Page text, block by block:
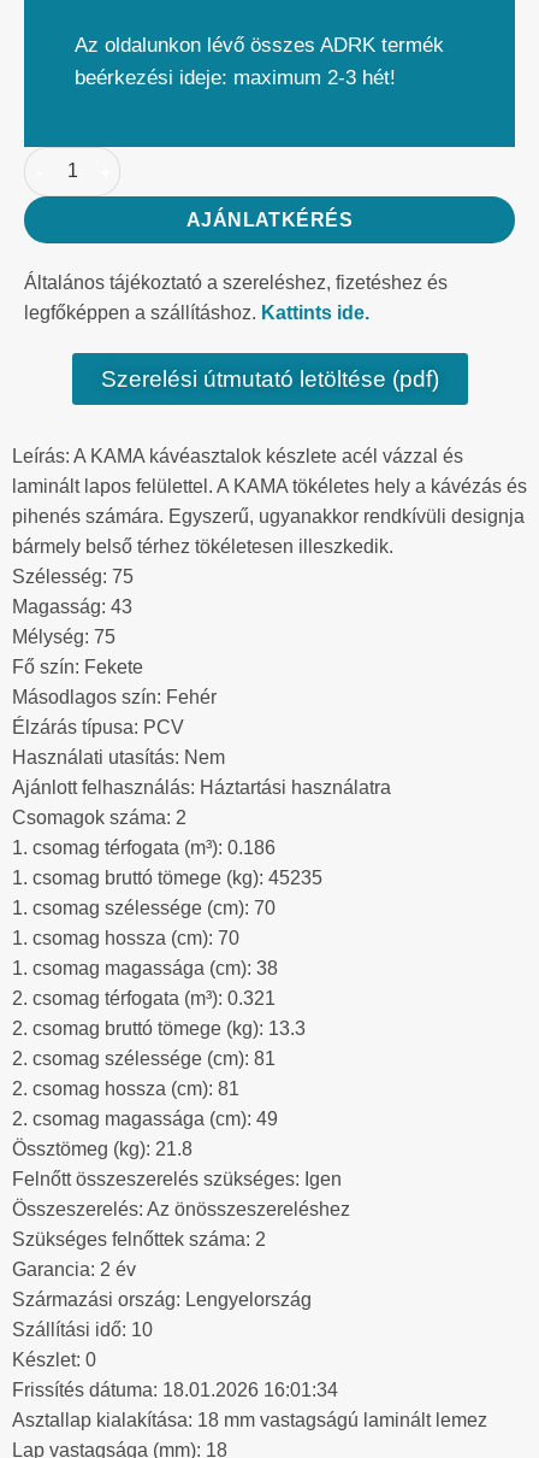
Az oldalunkon lévő összes ADRK termék
beérkezési ideje: maximum 2-3 hét!
AJÁNLATKÉRÉS
Általános tájékoztató a szereléshez, fizetéshez és
legfőképpen a szállításhoz. Kattints ide.
Szerelési útmutató letöltése (pdf)
Leírás: A KAMA kávéasztalok készlete acél vázzal és
laminált lapos felülettel. A KAMA tökéletes hely a kávézás és
pihenés számára. Egyszerű, ugyanakkor rendkívüli designja
bármely belső térhez tökéletesen illeszkedik.
Szélesség: 75
Magasság: 43
Mélység: 75
Fő szín: Fekete
Másodlagos szín: Fehér
Élzárás típusa: PCV
Használati utasítás: Nem
Ajánlott felhasználás: Háztartási használatra
Csomagok száma: 2
1. csomag térfogata (m³): 0.186
1. csomag bruttó tömege (kg): 45235
1. csomag szélessége (cm): 70
1. csomag hossza (cm): 70
1. csomag magassága (cm): 38
2. csomag térfogata (m³): 0.321
2. csomag bruttó tömege (kg): 13.3
2. csomag szélessége (cm): 81
2. csomag hossza (cm): 81
2. csomag magassága (cm): 49
Össztömeg (kg): 21.8
Felnőtt összeszerelés szükséges: Igen
Összeszerelés: Az önösszeszereléshez
Szükséges felnőttek száma: 2
Garancia: 2 év
Származási ország: Lengyelország
Szállítási idő: 10
Készlet: 0
Frissítés dátuma: 18.01.2026 16:01:34
Asztallap kialakítása: 18 mm vastagságú laminált lemez
Lap vastagsága (mm): 18